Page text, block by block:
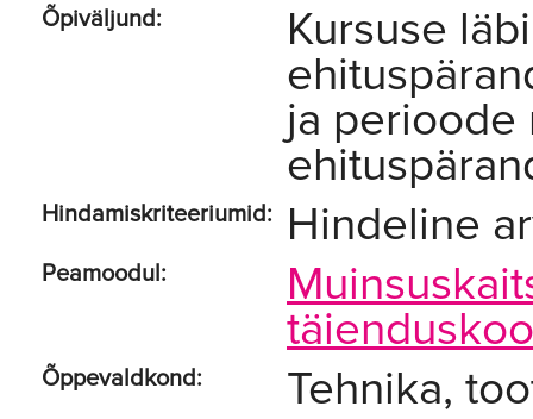
Õpiväljund: Kursuse
ja perioode
Hindamiskriteeriumid: Hindeline
Peamoodul:
Õppevaldkond: Tehnika,